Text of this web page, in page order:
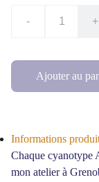
- +
Ajouter au
Informations
Chaque cyanotype
mon atelier à